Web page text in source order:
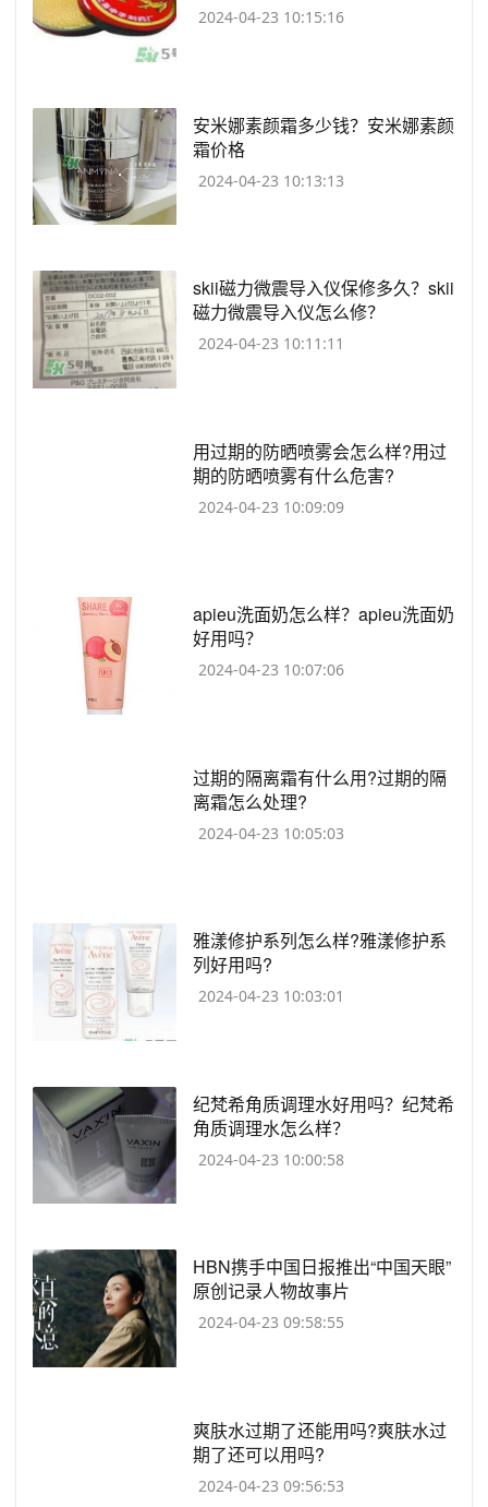
2024-04-23 10:15:16
​安米娜素颜霜多少钱？安米娜素颜
霜价格
2024-04-23 10:13:13
​skii磁力微震导入仪保修多久？skii
磁力微震导入仪怎么修？
2024-04-23 10:11:11
​用过期的防晒喷雾会怎么样?用过
期的防晒喷雾有什么危害?
2024-04-23 10:09:09
​apieu洗面奶怎么样？apieu洗面奶
好用吗？
2024-04-23 10:07:06
​过期的隔离霜有什么用?过期的隔
离霜怎么处理?
2024-04-23 10:05:03
​雅漾修护系列怎么样?雅漾修护系
列好用吗?
2024-04-23 10:03:01
​纪梵希角质调理水好用吗？纪梵希
角质调理水怎么样？
2024-04-23 10:00:58
​HBN携手中国日报推出“中国天眼”
原创记录人物故事片
2024-04-23 09:58:55
​爽肤水过期了还能用吗?爽肤水过
期了还可以用吗?
2024-04-23 09:56:53